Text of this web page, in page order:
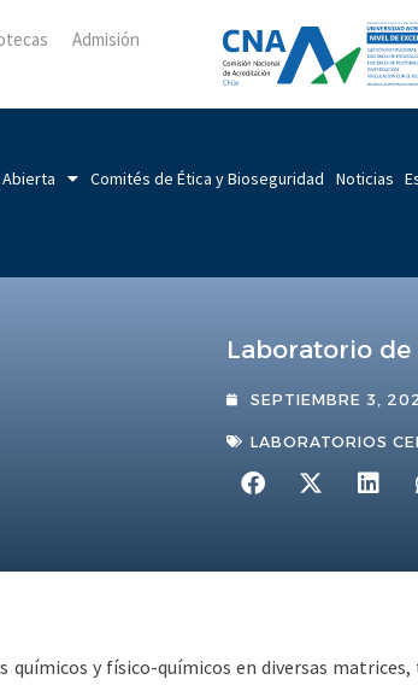
Admisión
Comités de Ética y Bioseguridad Noticias
Laboratorio de
SEPTIEMBRE 3,
LABORATORIOS
y físico-químicos en diversas